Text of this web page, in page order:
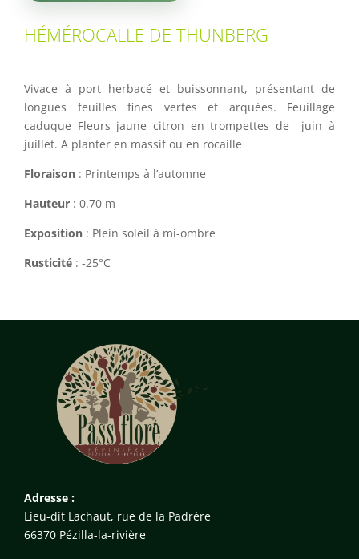
HÉMÉROCALLE DE THUNBERG
Vivace à port herbacé et buissonnant, présentant de
longues feuilles fines vertes et arquées. Feuillage
caduque Fleurs jaune citron en trompettes de juin à
juillet. A planter en massif ou en rocaille
Floraison : Printemps à l’automne
Hauteur : 0.70 m
Exposition : Plein soleil à mi-ombre
Rusticité : -25°C
Adresse :
Lieu-dit Lachaut, rue de la Padrère
66370 Pézilla-la-rivière